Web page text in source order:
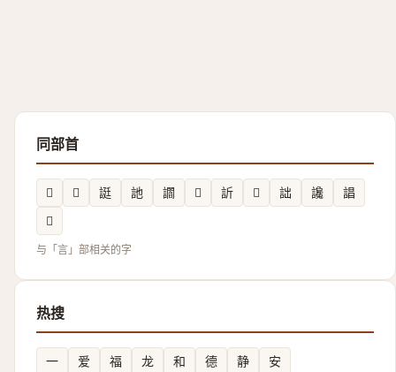
同部首
𧭓 𰴬 誔 訑 讇 𮘽 訢 𧩺 詘 讒
誯
𧦘
与「言」部相关的字
热搜
一 爱 福 龙 和 德 静 安